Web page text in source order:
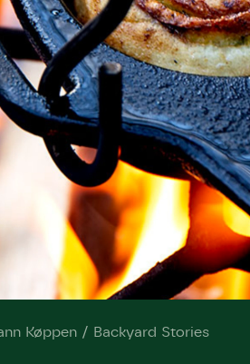
Køppen / Backyard Stories
bestøver effektivt
og afgrøder i din